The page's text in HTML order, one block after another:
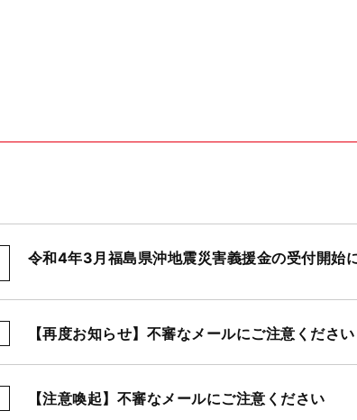
令和4年3月福島県沖地震災害義援金の受付開始
【再度お知らせ】不審なメールにご注意ください
【注意喚起】不審なメールにご注意ください